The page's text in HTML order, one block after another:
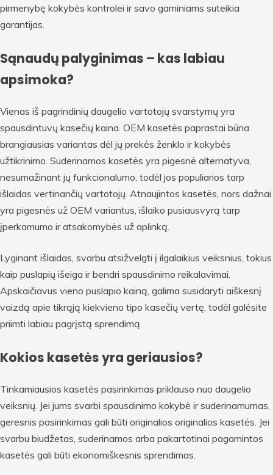
pirmenybę kokybės kontrolei ir savo gaminiams suteikia
garantijas.
Sąnaudų palyginimas – kas labiau
apsimoka?
Vienas iš pagrindinių daugelio vartotojų svarstymų yra
spausdintuvų kasečių kaina. OEM kasetės paprastai būna
brangiausias variantas dėl jų prekės ženklo ir kokybės
užtikrinimo. Suderinamos kasetės yra pigesnė alternatyva,
nesumažinant jų funkcionalumo, todėl jos populiarios tarp
išlaidas vertinančių vartotojų. Atnaujintos kasetės, nors dažnai
yra pigesnės už OEM variantus, išlaiko pusiausvyrą tarp
įperkamumo ir atsakomybės už aplinką.
Lyginant išlaidas, svarbu atsižvelgti į ilgalaikius veiksnius, tokius
kaip puslapių išeiga ir bendri spausdinimo reikalavimai.
Apskaičiavus vieno puslapio kainą, galima susidaryti aiškesnį
vaizdą apie tikrąją kiekvieno tipo kasečių vertę, todėl galėsite
priimti labiau pagrįstą sprendimą.
Kokios kasetės yra geriausios?
Tinkamiausios kasetės pasirinkimas priklauso nuo daugelio
veiksnių. Jei jums svarbi spausdinimo kokybė ir suderinamumas,
geresnis pasirinkimas gali būti originalios originalios kasetės. Jei
svarbu biudžetas, suderinamos arba pakartotinai pagamintos
kasetės gali būti ekonomiškesnis sprendimas.